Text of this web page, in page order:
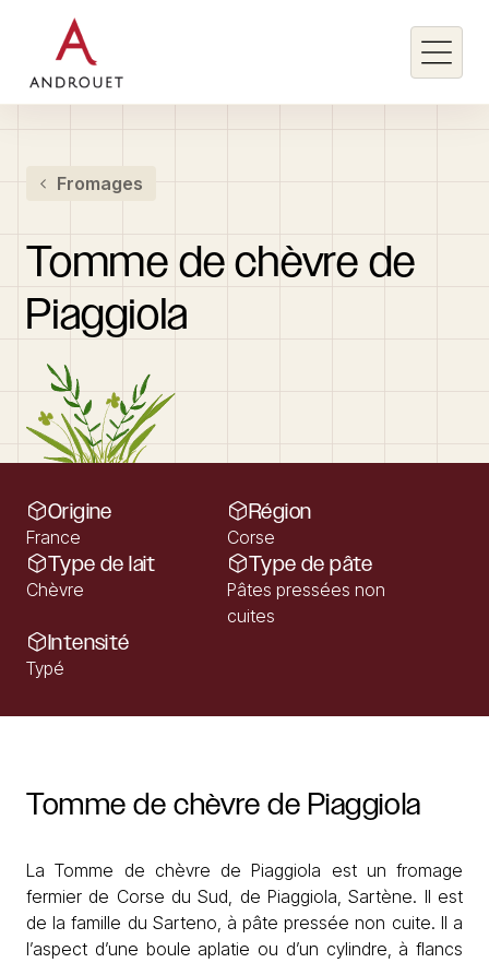
Rechercher un mot clé
Fromages
Tomme de chèvre de
Piaggiola
Origine
France
Région
Corse
Type de lait
Chèvre
Type de pâte
Pâtes pressées non
cuites
Intensité
Typé
Tomme de chèvre de Piaggiola
La Tomme de chèvre de Piaggiola est un fromage
fermier de Corse du Sud, de Piaggiola, Sartène. Il est
de la famille du Sarteno, à pâte pressée non cuite. Il a
l’aspect d’une boule aplatie ou d’un cylindre, à flancs